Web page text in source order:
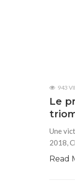
943
Le
Une
2018,
Read